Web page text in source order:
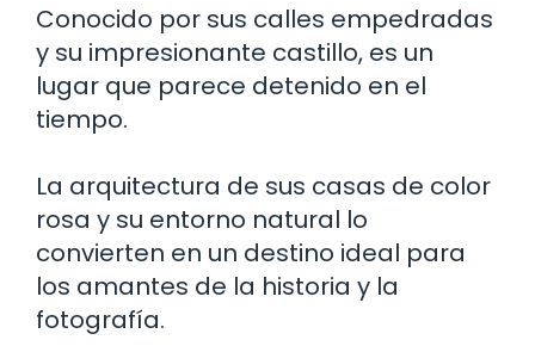
Conocido por sus calles empedradas
y su impresionante castillo, es un
lugar que parece detenido en el
tiempo.
La arquitectura de sus casas de color
rosa y su entorno natural lo
convierten en un destino ideal para
los amantes de la historia y la
fotografía.